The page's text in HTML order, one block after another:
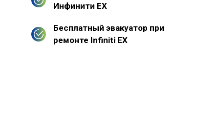
Инфинити ЕХ
Бесплатный эвакуатор при
ремонте Infiniti EX